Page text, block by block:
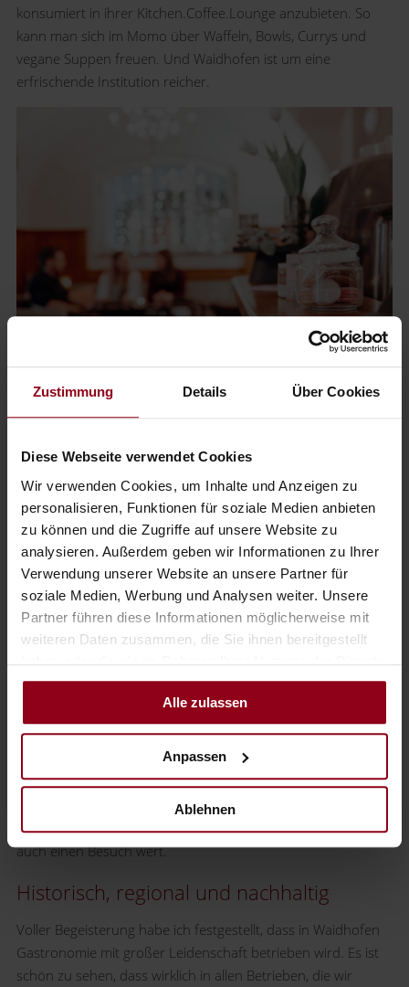
Zustimmung Details Über Cookies
Diese Webseite verwendet Cookies
Wir verwenden Cookies, um Inhalte und Anzeigen zu
personalisieren, Funktionen für soziale Medien anbieten
zu können und die Zugriffe auf unsere Website zu
analysieren. Außerdem geben wir Informationen zu Ihrer
Verwendung unserer Website an unsere Partner für
soziale Medien, Werbung und Analysen weiter. Unsere
Partner führen diese Informationen möglicherweise mit
weiteren Daten zusammen, die Sie ihnen bereitgestellt
haben oder die sie im Rahmen Ihrer Nutzung der Dienste
gesammelt haben.
Alle zulassen
Anpassen
Ablehnen
konsumiert in ihrer Kitchen.Coffee.Lounge anzubieten. So
kann man sich im Momo über Waffeln, Bowls, Currys und
vegane Suppen freuen. Und Waidhofen ist um eine
erfrischende Institution reicher.
Urbanes Flair in der Kitchen.Coffee.Lounge
Angenehm gesättigt und geboostert mit vielen Vitaminen,
Schloss an der Eisenstrasse zurück.
Stadtplatz, könnte man auch noch dasCafé Erbbesuchen.
Auch das ist ein traditioneller Familienbetrieb, der seinen
Gästen Kaffeehauskultur vom Feinsten bietet. Leider war es
uns bei dieser Tour nicht möglich, vorbei zu schauen, aber
aufgehoben ist nicht aufgeschoben. Das Erb ist auf jeden Fall
auch einen Besuch wert.
Historisch, regional und nachhaltig
Voller Begeisterung habe ich festgestellt, dass in Waidhofen
Gastronomie mit großer Leidenschaft betrieben wird. Es ist
schön zu sehen, dass wirklich in allen Betrieben, die wir